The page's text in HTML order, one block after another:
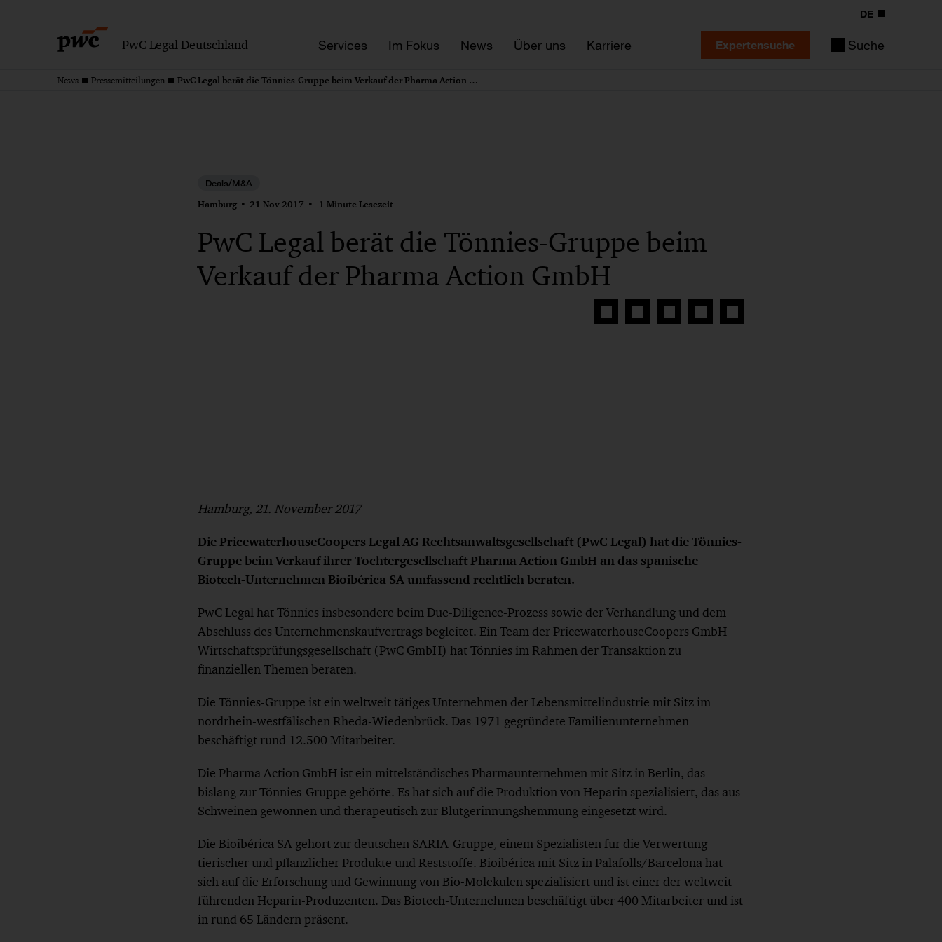
PwC Legal Deutschland Services Im Fokus News Über uns Karriere
DE
Expertensuche Suche
News Pressemitteilungen PwC Legal berät die Tönnies-Gruppe beim Verkauf der Pharma Action GmbH
Deals/M&A
Hamburg 21 Nov 2017 1 Minute Lesezeit
PwC Legal berät die Tönnies-Gruppe beim
Verkauf der Pharma Action GmbH
Auf
Auf
Auf
Auf
Link
Hamburg, 21. November 2017
Die PricewaterhouseCoopers Legal AG Rechtsanwaltsgesellschaft (PwC Legal) hat die Tönnies-
Gruppe beim Verkauf ihrer Tochtergesellschaft Pharma Action GmbH an das spanische
Biotech-Unternehmen Bioibérica SA umfassend rechtlich beraten.
PwC Legal hat Tönnies insbesondere beim Due-Diligence-Prozess sowie der Verhandlung und dem
Abschluss des Unternehmenskaufvertrags begleitet. Ein Team der PricewaterhouseCoopers GmbH
Wirtschaftsprüfungsgesellschaft (PwC GmbH) hat Tönnies im Rahmen der Transaktion zu
finanziellen Themen beraten.
Die Tönnies-Gruppe ist ein weltweit tätiges Unternehmen der Lebensmittelindustrie mit Sitz im
nordrhein-westfälischen Rheda-Wiedenbrück. Das 1971 gegründete Familienunternehmen
beschäftigt rund 12.500 Mitarbeiter.
Die Pharma Action GmbH ist ein mittelständisches Pharmaunternehmen mit Sitz in Berlin, das
bislang zur Tönnies-Gruppe gehörte. Es hat sich auf die Produktion von Heparin spezialisiert, das aus
Schweinen gewonnen und therapeutisch zur Blutgerinnungshemmung eingesetzt wird.
Die Bioibérica SA gehört zur deutschen SARIA-Gruppe, einem Spezialisten für die Verwertung
tierischer und pflanzlicher Produkte und Reststoffe. Bioibérica mit Sitz in Palafolls/Barcelona hat
sich auf die Erforschung und Gewinnung von Bio-Molekülen spezialisiert und ist einer der weltweit
führenden Heparin-Produzenten. Das Biotech-Unternehmen beschäftigt über 400 Mitarbeiter und ist
in rund 65 Ländern präsent.